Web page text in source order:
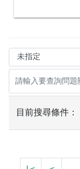
目前搜尋條件：